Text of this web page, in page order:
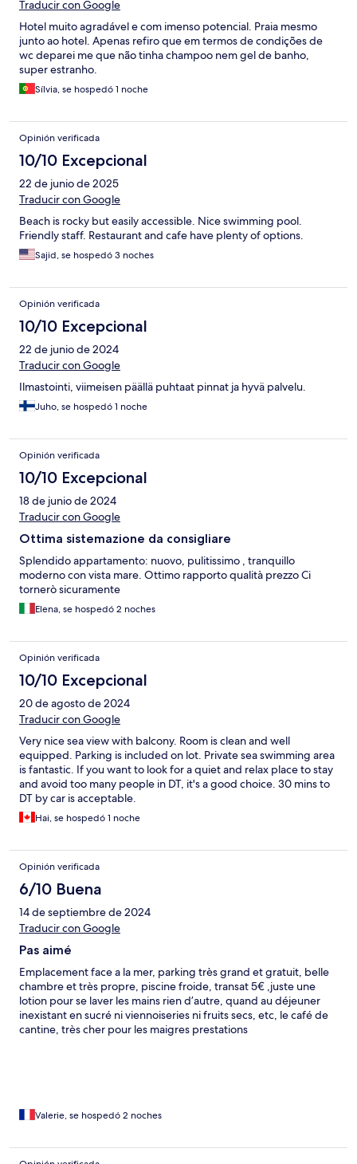
Traducir con Google
Hotel muito agradável e com imenso potencial. Praia mesmo
junto ao hotel. Apenas refiro que em termos de condições de
wc deparei me que não tinha champoo nem gel de banho,
super estranho.
Sílvia, se hospedó 1 noche
Opinión verificada
10/10 Excepcional
22 de junio de 2025
Traducir con Google
Beach is rocky but easily accessible. Nice swimming pool.
Friendly staff. Restaurant and cafe have plenty of options.
Sajid, se hospedó 3 noches
Opinión verificada
10/10 Excepcional
22 de junio de 2024
Traducir con Google
Ilmastointi, viimeisen päällä puhtaat pinnat ja hyvä palvelu.
Juho, se hospedó 1 noche
Opinión verificada
10/10 Excepcional
18 de junio de 2024
Traducir con Google
Ottima sistemazione da consigliare
Splendido appartamento: nuovo, pulitissimo , tranquillo
moderno con vista mare. Ottimo rapporto qualità prezzo Ci
tornerò sicuramente
Elena, se hospedó 2 noches
Opinión verificada
10/10 Excepcional
20 de agosto de 2024
Traducir con Google
Very nice sea view with balcony. Room is clean and well
equipped. Parking is included on lot. Private sea swimming area
is fantastic. If you want to look for a quiet and relax place to stay
and avoid too many people in DT, it's a good choice. 30 mins to
DT by car is acceptable.
Hai, se hospedó 1 noche
Opinión verificada
6/10 Buena
14 de septiembre de 2024
Traducir con Google
Pas aimé
Emplacement face a la mer, parking très grand et gratuit, belle
chambre et très propre, piscine froide, transat 5€ ,juste une
lotion pour se laver les mains rien d’autre, quand au déjeuner
inexistant en sucré ni viennoiseries ni fruits secs, etc, le café de
cantine, très cher pour les maigres prestations
Valerie, se hospedó 2 noches